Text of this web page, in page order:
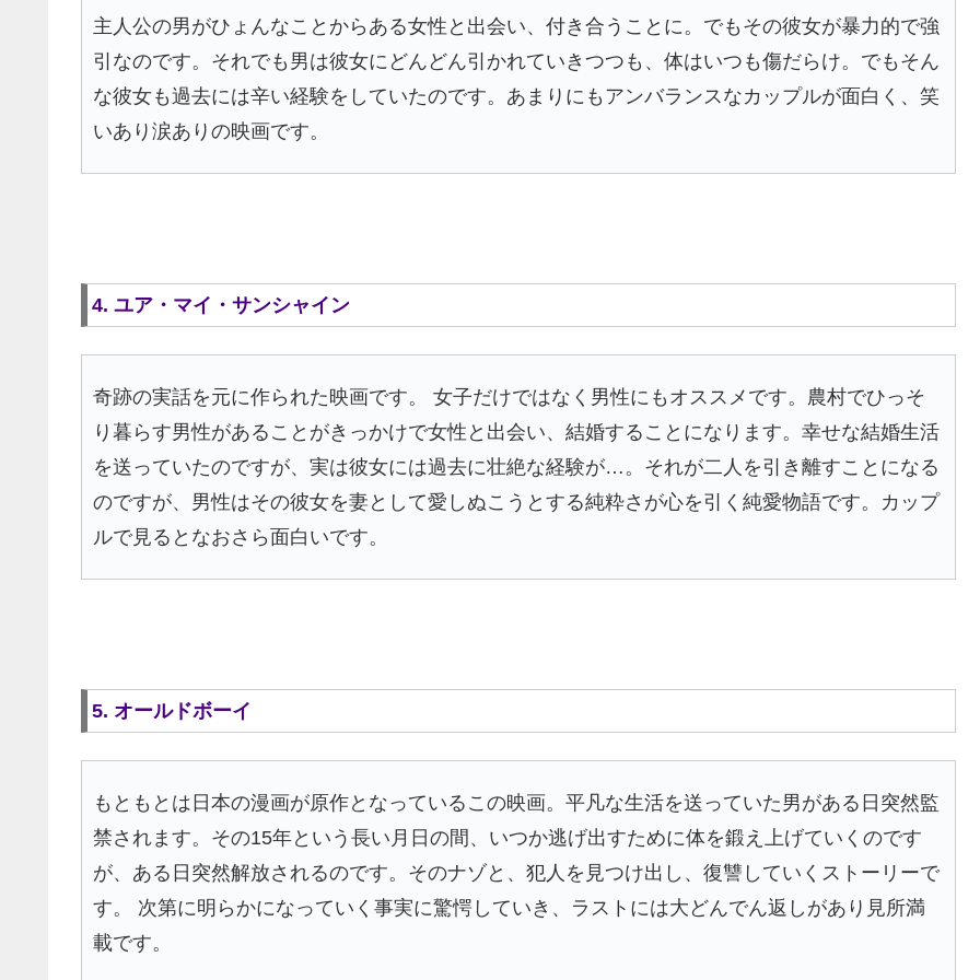
主人公の男がひょんなことからある女性と出会い、付き合うことに。でもその彼女が暴力的で強
引なのです。それでも男は彼女にどんどん引かれていきつつも、体はいつも傷だらけ。でもそん
な彼女も過去には辛い経験をしていたのです。あまりにもアンバランスなカップルが面白く、笑
いあり涙ありの映画です。
4. ユア・マイ・サンシャイン
奇跡の実話を元に作られた映画です。 女子だけではなく男性にもオススメです。農村でひっそ
り暮らす男性があることがきっかけで女性と出会い、結婚することになります。幸せな結婚生活
を送っていたのですが、実は彼女には過去に壮絶な経験が…。それが二人を引き離すことになる
のですが、男性はその彼女を妻として愛しぬこうとする純粋さが心を引く純愛物語です。カップ
ルで見るとなおさら面白いです。
5. オールドボーイ
もともとは日本の漫画が原作となっているこの映画。平凡な生活を送っていた男がある日突然監
禁されます。その15年という長い月日の間、いつか逃げ出すために体を鍛え上げていくのです
が、ある日突然解放されるのです。そのナゾと、犯人を見つけ出し、復讐していくストーリーで
す。 次第に明らかになっていく事実に驚愕していき、ラストには大どんでん返しがあり見所満
載です。